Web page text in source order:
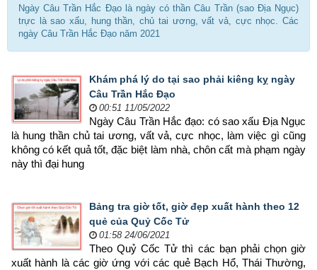
Ngày Câu Trần Hắc Đạo là ngày có thần Câu Trần (sao Địa Ngục)
trực là sao xấu, hung thần, chủ tai ương, vất vả, cực nhọc. Các
ngày Câu Trần Hắc Đạo năm 2021
Khám phá lý do tại sao phải kiêng kỵ ngày
Câu Trần Hắc Đạo
00:51 11/05/2022
Ngày Câu Trần Hắc đạo: có sao xấu Địa Ngục
là hung thần chủ tai ương, vất vả, cực nhọc, làm việc gì cũng
không có kết quả tốt, đặc biệt làm nhà, chôn cất mà phạm ngày
này thì đại hung
Bảng tra giờ tốt, giờ đẹp xuất hành theo 12
quẻ của Quỷ Cốc Tử
01:58 24/06/2021
Theo Quỷ Cốc Tử thì các bạn phải chọn giờ
xuất hành là các giờ ứng với các quẻ Bạch Hổ, Thái Thường,